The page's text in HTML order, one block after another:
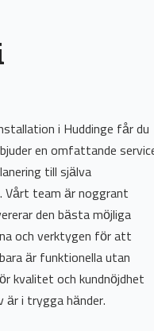
i Huddinge får du
en omfattande
till själva
Vårt team är noggrant
den bästa möjliga
och verktygen för att
är funktionella utan
kvalitet och kundnöjdhet
är i trygga händer.